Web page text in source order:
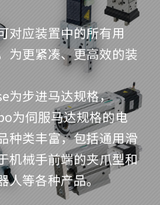
对应装置中的所有用
为更紧凑、更高效的装
为步进马达规格，
为伺服马达规格的电
种类丰富，包括通用滑
机械手前端的夹爪型和
人等各种产品。